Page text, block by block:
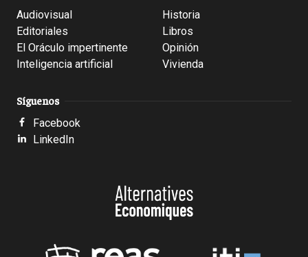
Audiovisual
Editoriales
El Oráculo impertinente
Inteligencia artificial
Historia
Libros
Opinión
Vivienda
Síguenos
Facebook
LinkedIn